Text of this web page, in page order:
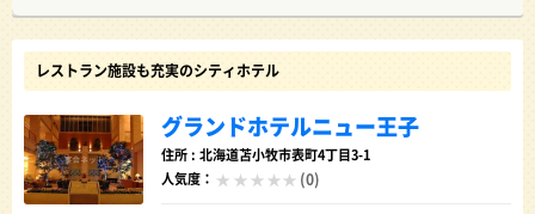
レストラン施設も充実のシティホテル
グランドホテルニュー王子
住所 : 北海道苫小牧市表町4丁目3-1
人気度：
(0)